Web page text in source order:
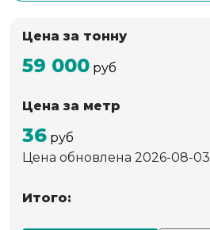
Цена за тонну
59 000 руб
Цена за метр
36 руб
Цена обновлена 2026-08-03
Итого: